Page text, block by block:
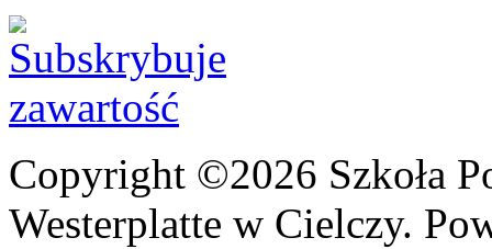
Copyright ©2026 Szkoła
Westerplatte w Cielczy.